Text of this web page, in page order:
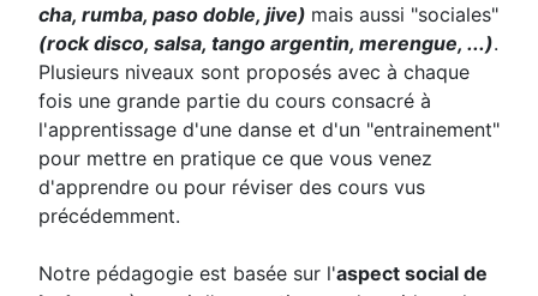
cha, rumba, paso doble, jive) mais aussi "sociales"
(rock disco, salsa, tango argentin, merengue, ...).
Plusieurs niveaux sont proposés avec à chaque
fois une grande partie du cours consacré à
l'apprentissage d'une danse et d'un "entrainement"
pour mettre en pratique ce que vous venez
d'apprendre ou pour réviser des cours vus
précédemment.
Notre pédagogie est basée sur l'aspect social de